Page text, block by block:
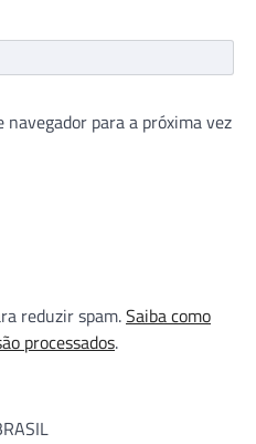
para a próxima vez
reduzir spam.Saiba como
processados.